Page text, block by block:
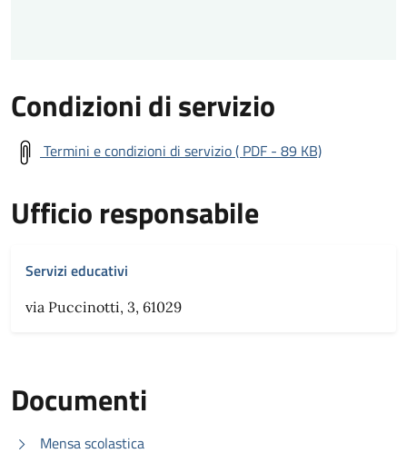
Condizioni di servizio
Termini e condizioni di servizio ( PDF - 89 KB)
Ufficio responsabile
Servizi educativi
via Puccinotti, 3, 61029
Documenti
Mensa scolastica